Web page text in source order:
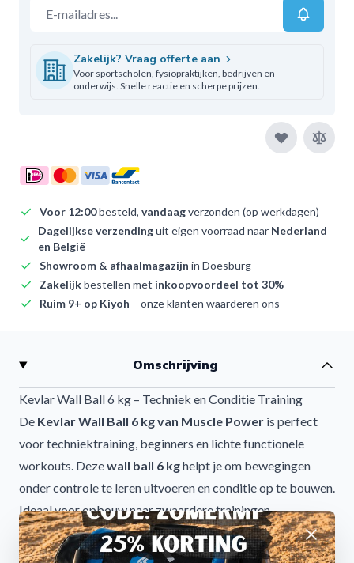
Zakelijk? Vraag offerte aan
Voor sportscholen, fysiopraktijken, bedrijven en
onderwijs. Snelle reactie en scherpe prijzen.
Voor 12:00besteld, vandaagverzonden (op werkdagen)
Dagelijkse verzendinguit eigen voorraad naar Nederland
en België
Showroom & afhaalmagazijn in Doesburg
Zakelijkbestellen met inkoopvoordeel tot 30%
Ruim 9+ op Kiyoh – onze klanten waarderen ons
Omschrijving
Kevlar Wall Ball 6 kg – Techniek en Conditie Training
De Kevlar Wall Ball 6 kg van Muscle Power is perfect
voor techniektraining, beginners en lichte functionele
workouts. Dezewall ball 6 kghelpt je om bewegingen
onder controle te leren uitvoeren en conditie op te bouwen.
Ideaal voor opbouw naar zwaardere trainingen.
Geschikt voor Techniek en Opbouw
Dewall ball 6 kgis ideaal voor gecontroleerde en
Afwijzen